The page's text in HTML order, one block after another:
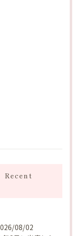
Recent
08/02